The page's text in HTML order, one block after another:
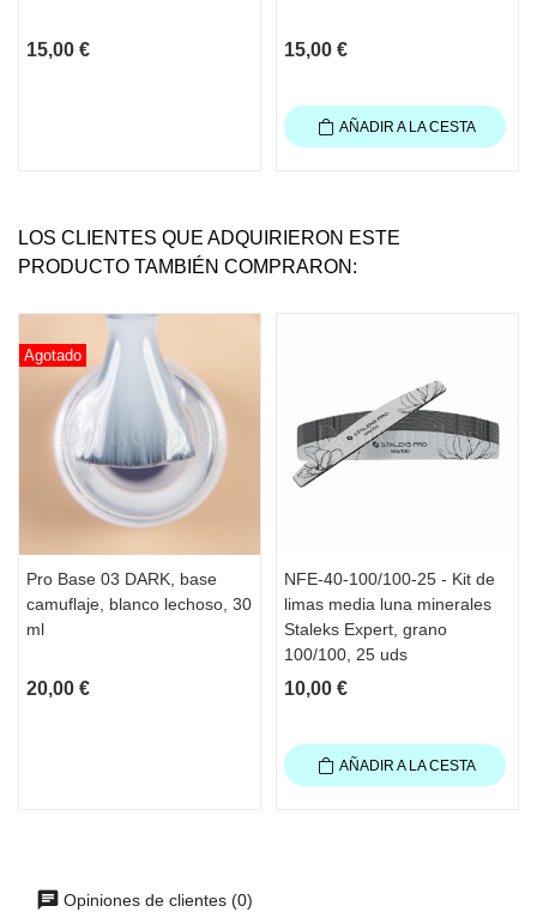
15,00 € 15,00 €
AÑADIR A LA CESTA
LOS CLIENTES QUE ADQUIRIERON ESTE
PRODUCTO TAMBIÉN COMPRARON:
Agotado
Pro Base 03 DARK, base
camuflaje, blanco lechoso, 30
ml
20,00 €
NFE-40-100/100-25 - Kit de
limas media luna minerales
Staleks Expert, grano
100/100, 25 uds
10,00 €
AÑADIR A LA CESTA
Opiniones de clientes (0)